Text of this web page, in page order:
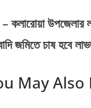
e
b
o
o
k
o
d
o
n
l e
– কলারোয়া উপজেলার
জমিতে চাষ হবে
May Also